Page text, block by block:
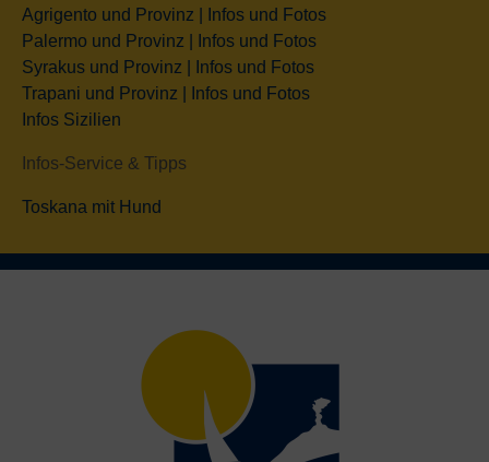
Agrigento und Provinz | Infos und Fotos
Palermo und Provinz | Infos und Fotos
Syrakus und Provinz | Infos und Fotos
Trapani und Provinz | Infos und Fotos
Infos Sizilien
Infos-Service & Tipps
Toskana mit Hund